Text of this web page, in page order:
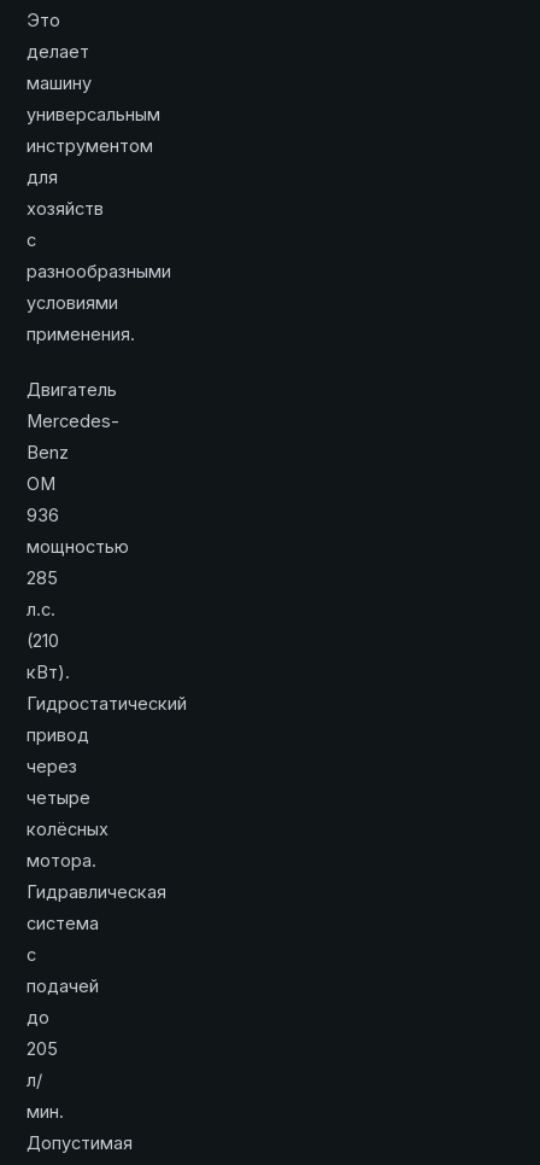
Это
делает
машину
универсальным
инструментом
для
хозяйств
с
разнообразными
условиями
применения.
Двигатель
Mercedes-
Benz
OM
936
мощностью
285
л.с.
(210
кВт).
Гидростатический
привод
через
четыре
колёсных
мотора.
Гидравлическая
система
с
подачей
до
205
л/
мин.
Допустимая